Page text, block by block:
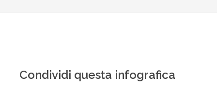
Condividi questa infografica